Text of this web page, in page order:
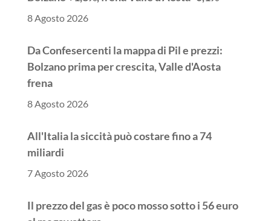
8 Agosto 2026
Da Confesercenti la mappa di Pil e prezzi:
Bolzano prima per crescita, Valle d'Aosta
frena
8 Agosto 2026
All'Italia la siccità può costare fino a 74
miliardi
7 Agosto 2026
Il prezzo del gas è poco mosso sotto i 56 euro